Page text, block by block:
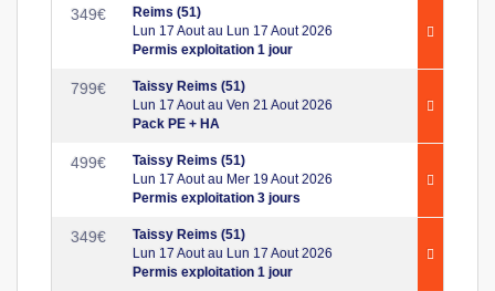
349€
Reims (51)
Lun 17 Aout au Lun 17 Aout 2026
Permis exploitation 1 jour
799€
Taissy Reims (51)
Lun 17 Aout au Ven 21 Aout 2026
Pack PE + HA
499€
Taissy Reims (51)
Lun 17 Aout au Mer 19 Aout 2026
Permis exploitation 3 jours
349€
Taissy Reims (51)
Lun 17 Aout au Lun 17 Aout 2026
Permis exploitation 1 jour